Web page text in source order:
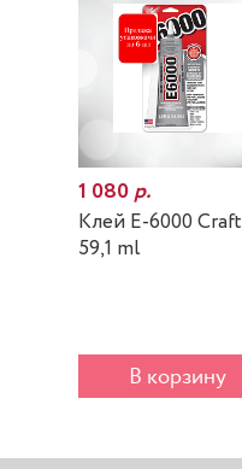
1 080р.
Клей E-6000 Craft
59,1 ml
В корзину